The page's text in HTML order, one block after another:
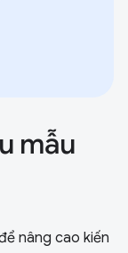
mẫu
nâng cao kiến